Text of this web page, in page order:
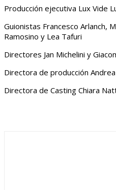
Producción ejecutiva Lux Vide
Guionistas Francesco Arlanch,
Ramosino y Lea Tafuri
Directores Jan Michelini y
Directora de producción
Directora de Casting Chiara